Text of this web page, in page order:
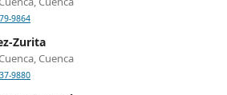
9864
Zurita
Cuenca
9880